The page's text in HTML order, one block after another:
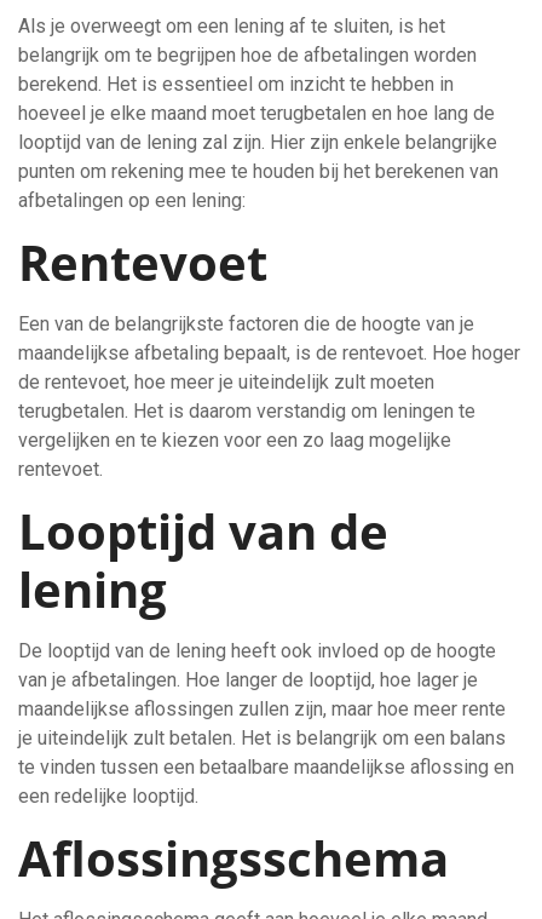
Als je overweegt om een lening af te sluiten, is het
belangrijk om te begrijpen hoe de afbetalingen worden
berekend. Het is essentieel om inzicht te hebben in
hoeveel je elke maand moet terugbetalen en hoe lang de
looptijd van de lening zal zijn. Hier zijn enkele belangrijke
punten om rekening mee te houden bij het berekenen van
afbetalingen op een lening:
Rentevoet
Een van de belangrijkste factoren die de hoogte van je
maandelijkse afbetaling bepaalt, is de rentevoet. Hoe hoger
de rentevoet, hoe meer je uiteindelijk zult moeten
terugbetalen. Het is daarom verstandig om leningen te
vergelijken en te kiezen voor een zo laag mogelijke
rentevoet.
Looptijd van de
lening
De looptijd van de lening heeft ook invloed op de hoogte
van je afbetalingen. Hoe langer de looptijd, hoe lager je
maandelijkse aflossingen zullen zijn, maar hoe meer rente
je uiteindelijk zult betalen. Het is belangrijk om een balans
te vinden tussen een betaalbare maandelijkse aflossing en
een redelijke looptijd.
Aflossingsschema